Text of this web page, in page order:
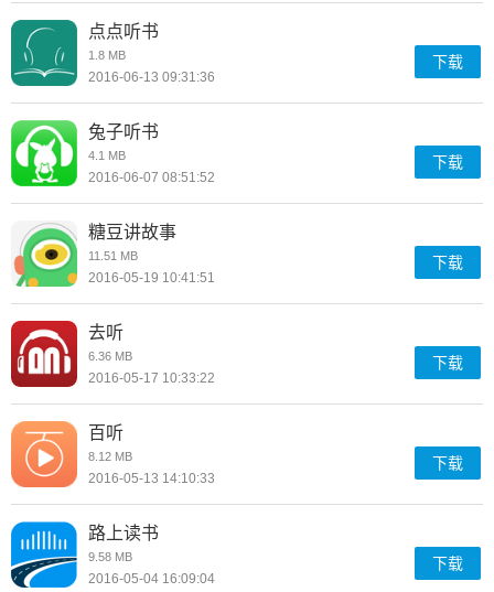
点点听书
1.8 MB
2016-06-13 09:31:36
下载
兔子听书
4.1 MB
2016-06-07 08:51:52
下载
糖豆讲故事
11.51 MB
2016-05-19 10:41:51
下载
去听
6.36 MB
2016-05-17 10:33:22
下载
百听
8.12 MB
2016-05-13 14:10:33
下载
路上读书
9.58 MB
2016-05-04 16:09:04
下载